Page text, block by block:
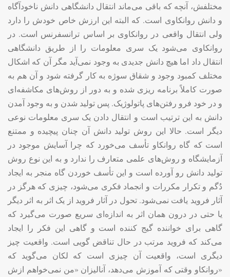
مختلفش، آنچه که باقی می‌ماند انتقال دانشگاهی دانش ناخودآگاه
و دانش روانکاوی است. که البته این ارزش خاص خودش را دارد
ولی انتقال واقعی در روانکاوی بر اساس ترانسفرنس است. در
روانکاوی می‌شود یک سری معلومات را از طریق دانشگاهی
انتقال داد اما هیچ دانش جدیدی به وجود نمی‌آید مگر آن که اشکال
مختلف کمبود وجود و شقاق سوژه به کار گرفته شود و آن هم به
صورت کاملاً برنامه ریزی شده و به دور از روش‌های مکاشفه‌ای
و در خود فرو رفتن‌های پاتولوژیک. پس تولید شدن و به وجود آمدن
دانش به این ترتیب است و انتقال دادن یک سری معلومات نوعی
دیگر است. حالا این روش تولید دانش آن چنان پیچیده و ممتنع
است که گاه روانکاو تأسف می‌خورد که چرا آسایش موجود در
آزمایشگاه و روش‌های علمی متعارف را ندارد و به این نوع روش
تولید دانش رو آورده است و این تأسف خوردن گاه منجر به ایجاد
دُگم و تکرار مکررات و انجماد فکری می‌شود، چیزی که هرگز در
آثار فروید یافت نمی‌شود. تحول در آثار فروید از یک اثر به اثر دیگر
یا حتی در درون همان اثر به اندازه‌ای سریع صورت می‌گیرد که
گاهی برای خواننده گیج کننده است و گاهی این فکر را ایجاد
می‌کند که فروید مرتب در حال تناقض گویی است. واقعیت چیز
دیگری است، واقعیت آن چیزی است که لکان می‌گوید که
«روانکاو وقتی که آموزش می‌دهد، آنالیزان «من نمی‌خواهم ازش